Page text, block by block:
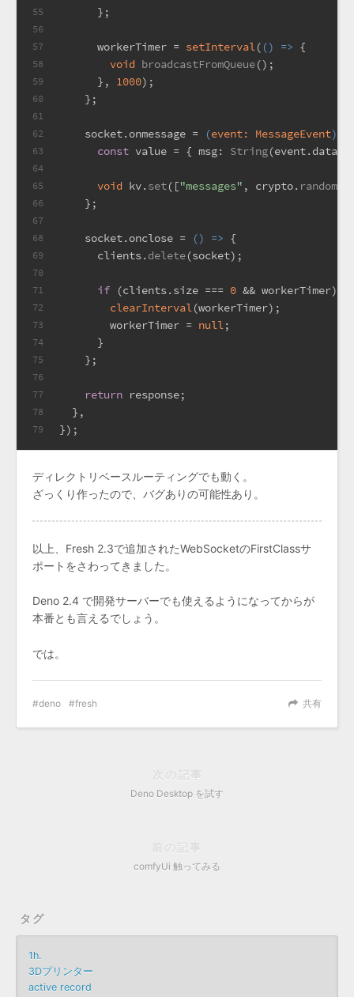
55
56
57
58
59
60
61
62
63
64
65
66
67
68
69
70
71
72
73
74
75
76
77
78
79
      };
      workerTimer =
setInterval( () => {
void broadcastFromQueue();
      },
1000);
    };
    socket.
onmessage = (event: MessageEvent)
const value = { msg: String(event.data
void kv.set(["messages" , crypto.
    };
    socket.
onclose = () => {
      clients.
delete(socket);
if (clients.size === 0 && workerTimer) {
clearInterval(workerTimer);
        workerTimer =
null;
      }
    };
return response;
  },
});
ディレクトリベースルーティングでも動く。
ざっくり作ったので、バグありの可能性あり。
以上、Fresh 2.3で追加されたWebSocketのFirstClassサ
ポートをさわってきました。
Deno 2.4 で開発サーバーでも使えるようになってからが
本番とも言えるでしょう。
では。
共有
deno fresh
次の記事
Deno Desktop を試す
前の記事
comfyUi 触ってみる
タグ
1h.
3Dプリンター
active record